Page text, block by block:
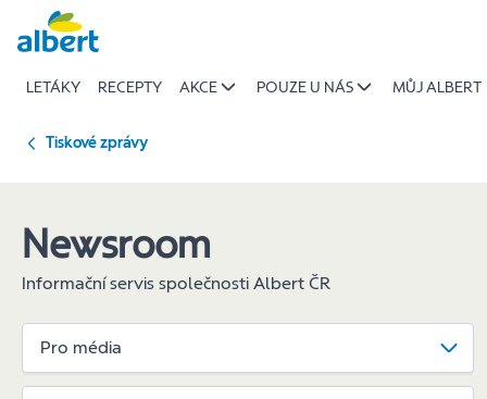
Přeskočit
domovů
vydělali
Albert
LETÁKY RECEPTY AKCE POUZE U NÁS MŮJ ALBERT
Tiskové zprávy
Newsroom
Informační servis společnosti Albert ČR
Pro média